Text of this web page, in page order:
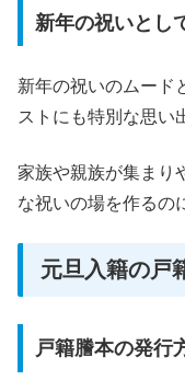
新年の祝いとし
新年の祝いのムード
ストにも特別な思い
家族や親族が集まり
な祝いの場を作るの
元旦入籍の戸
戸籍謄本の発行